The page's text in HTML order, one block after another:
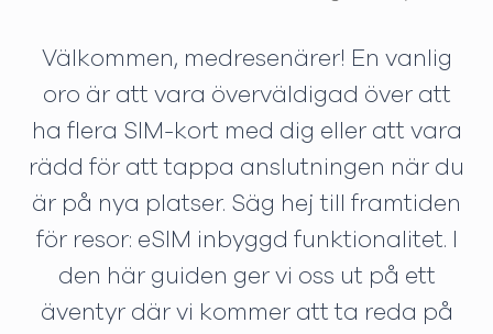
Välkommen, medresenärer! En vanlig
oro är att vara överväldigad över att
ha flera SIM-kort med dig eller att vara
rädd för att tappa anslutningen när du
är på nya platser. Säg hej till framtiden
för resor: eSIM inbyggd funktionalitet. I
den här guiden ger vi oss ut på ett
äventyr där vi kommer att ta reda på